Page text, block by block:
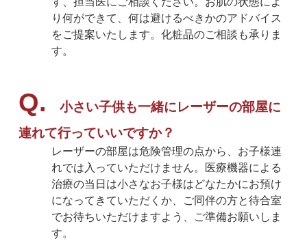
り何ができて、何は避けるべきかのアドバイス
をご提案いたします。化粧品のご相談も承りま
す。
小さい子供も一緒にレーザーの部屋に
連れて行っていいですか？
レーザーの部屋は危険管理の点から、お子様連
れでは入っていただけません。医療機器による
治療の当日は小さなお子様はどなたかにお預け
になってきていただくか、ご同伴の方と待合室
でお待ちいただけますよう、ご準備お願いしま
す。